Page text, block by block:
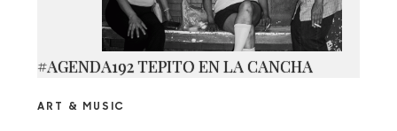
#AGENDA192 TEPITO EN LA CANCHA
ART & MUSIC